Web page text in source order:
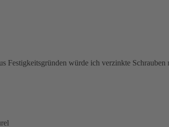
Festigkeitsgründen würde ich verzinkte